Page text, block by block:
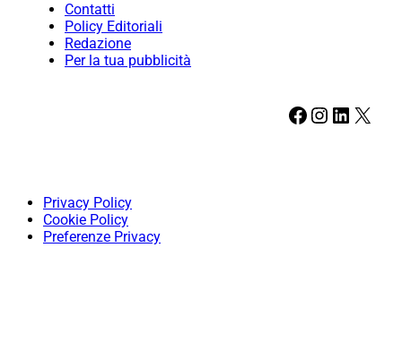
Contatti
Policy Editoriali
Redazione
Per la tua pubblicità
Facebook Instagram LinkedIn X
Privacy Policy
Cookie Policy
Preferenze Privacy